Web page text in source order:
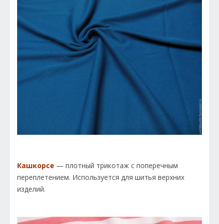
Кашкорсе — плотный трикотаж с поперечным
переплетением. Используется для шитья верхних
изделий.